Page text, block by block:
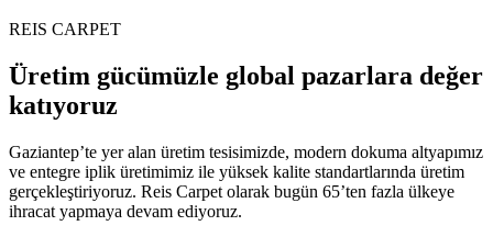
REIS CARPET
Üretim gücümüzle global pazarlara değer
katıyoruz
Gaziantep’te yer alan üretim tesisimizde, modern dokuma altyapımız
ve entegre iplik üretimimiz ile yüksek kalite standartlarında üretim
gerçekleştiriyoruz. Reis Carpet olarak bugün 65’ten fazla ülkeye
ihracat yapmaya devam ediyoruz.